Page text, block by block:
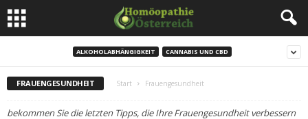
ALKOHOLABHÄNGIGKEIT CANNABIS UND CBD
FRAUENGESUNDHEIT Start Frauengesundheit
bekommen Sie die letzten Tipps, die Ihre Frauengesundheit verbessern